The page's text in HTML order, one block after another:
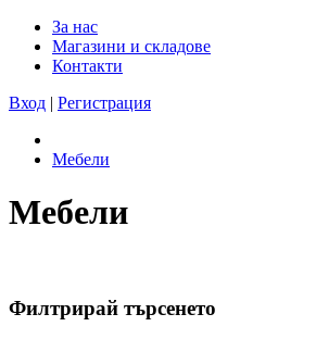
За нас
Магазини и складове
Контакти
Вход | Регистрация
Мебели
Мебели
Филтрирай търсенето